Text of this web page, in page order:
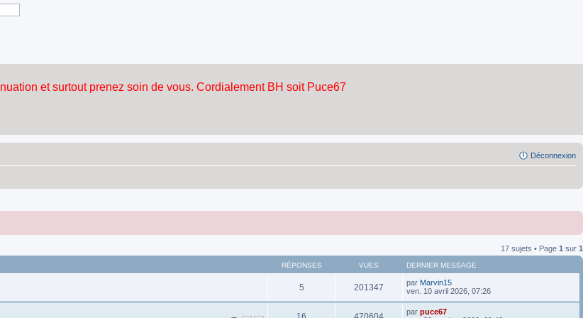
Déconnexion
17 sujets • Page 1 sur 1
RÉPONSES VUES DERNIER MESSAGE
5 201347 par Marvin15
ven. 10 avril 2026, 07:26
par puce67